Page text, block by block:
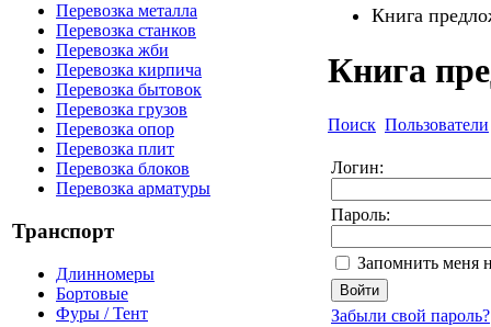
Перевозка металла
Перевозка станков
Перевозка жби
Перевозка кирпича
Перевозка бытовок
Перевозка грузов
Перевозка опор
Перевозка плит
Перевозка блоков
Перевозка арматуры
Транспорт
Длинномеры
Бортовые
Фуры / Тент
Книга
Книга
Поиск Пользователи
Логин:
Пароль:
Запомнить меня
Забыли свой пароль?